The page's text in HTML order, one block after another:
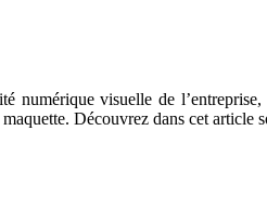
visuelle de
Découvrez dans cet